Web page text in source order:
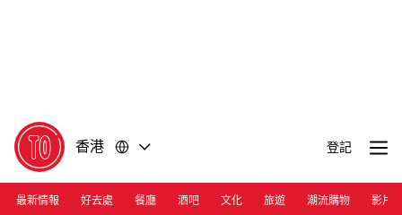
香港 登記
最新情報 好去處 餐廳 酒吧 文化 旅遊 潮流購物 影片